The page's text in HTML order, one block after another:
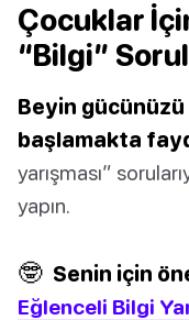
Çocuklar
“Bilgi”
Beyin
başlamakta
yarışması”
yapın.
🤓 Senin için
Eğlenceli Bilgi